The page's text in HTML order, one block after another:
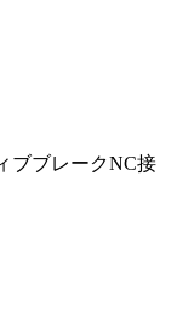
ブブレークNC接